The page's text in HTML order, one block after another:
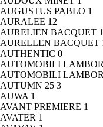
AUGUSTUS PABLO 1
AURALEE 12
AURELIEN BACQUET 1
AURELLEN BACQUET
AUTHENTIC 0
AUTOMOBILI
AUTOMOBILI
AUTUMN 25 3
AUWA 1
AVANT PREMIERE 1
AVATER 1